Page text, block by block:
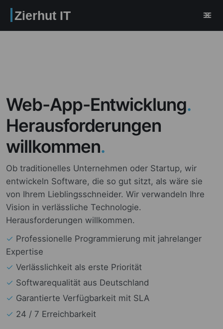
Zierhut IT
Web-App-Entwicklung.
Herausforderungen
willkommen.
Ob traditionelles Unternehmen oder Startup, wir
entwickeln Software, die so gut sitzt, als wäre sie
von Ihrem Lieblingsschneider. Wir verwandeln Ihre
Vision in verlässliche Technologie.
Herausforderungen willkommen.
✓ Professionelle Programmierung mit jahrelanger
Expertise
✓ Verlässlichkeit als erste Priorität
✓ Softwarequalität aus Deutschland
✓ Garantierte Verfügbarkeit mit SLA
✓ 24 / 7 Erreichbarkeit